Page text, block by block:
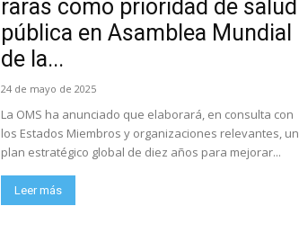
raras como prioridad de salud
pública en Asamblea Mundial
de la...
24 de mayo de 2025
La OMS ha anunciado que elaborará, en consulta con
los Estados Miembros y organizaciones relevantes, un
plan estratégico global de diez años para mejorar...
Leer más